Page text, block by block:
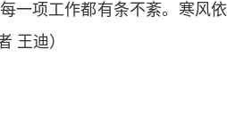
一项工作都有条不紊。寒风
王迪）